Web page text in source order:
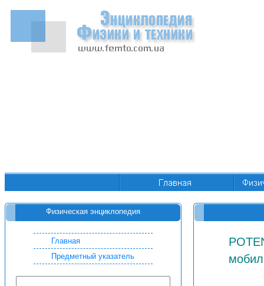
Физическая энциклопедия
Главная
Предметный указатель